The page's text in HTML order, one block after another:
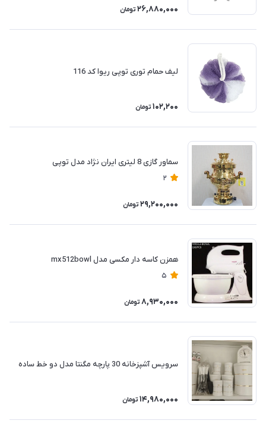
26,880,000 تومان
لیف حمام توری توپی ریوا کد 116
102,200 تومان
سماور گازی 8 لیتری ایران نژاد مدل توپی
2
29,200,000 تومان
همزن کاسه دار مکسی مدل mx512bowl
5
8,930,000 تومان
سرویس آشپزخانه 30 پارچه مگنتا مدل دو خط ساده
14,980,000 تومان